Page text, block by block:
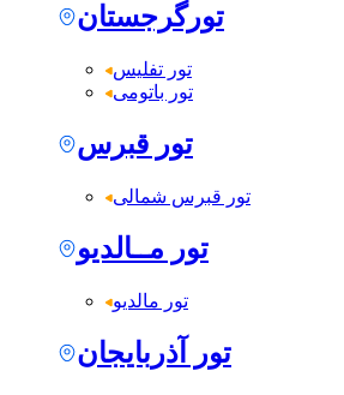
تورگرجستان
تور تفلیس
تور باتومی
تور قبرس
تور قبرس شمالی
تور مــالدیو
تور مالدیو
تور آذربایجان